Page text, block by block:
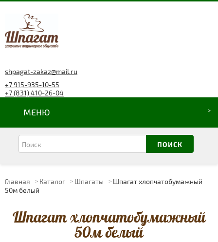
shpagat-zakaz@mail.ru
+7 915-935-10-55
+7 (831) 410-26-04
МЕНЮ
Главная Каталог Шпагаты
Шпагат хлопчатобумажный
50м белый
Шпагат хлопчатобумажный
50м белый